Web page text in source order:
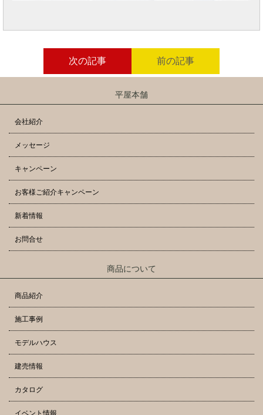
次の記事 前の記事
平屋本舗
会社紹介
メッセージ
キャンペーン
お客様ご紹介キャンペーン
新着情報
お問合せ
商品について
商品紹介
施工事例
モデルハウス
建売情報
カタログ
イベント情報